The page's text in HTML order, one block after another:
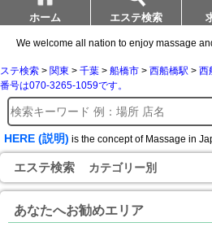
ホーム エステ検索
We welcome all nation to enjoy massage
ステ検索 > 関東 > 千葉 > 船橋市 > 西船橋駅 > 西
番号は070-3265-1059です。
HERE (説明) is the concept of Massage in
エステ検索 カテゴリー別
あなたへお勧めエリア